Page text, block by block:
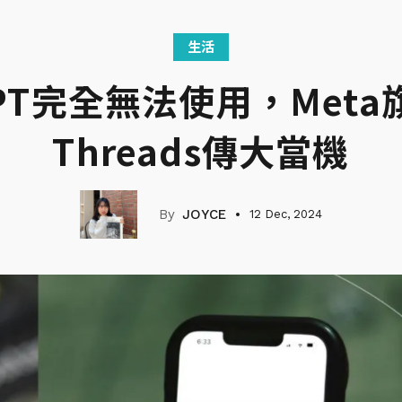
生活
完全無法使用，Meta
Threads傳大當機
JOYCE 12 Dec, 2024